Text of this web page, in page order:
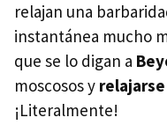
relajan una
instantánea mucho
que se lo digan a
moscosos y
¡Literalmente!